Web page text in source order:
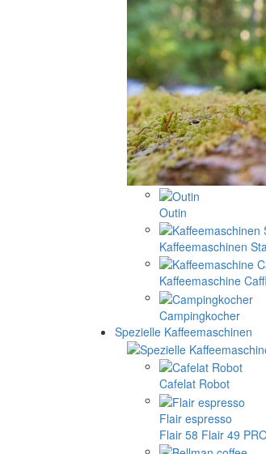
Outin
Kaffeemaschinen
Kaffeemaschine
Campingkocher
Spezielle Kaffeemaschinen
Cafelat Robot
Flair espresso
Flair 58 Flair 49